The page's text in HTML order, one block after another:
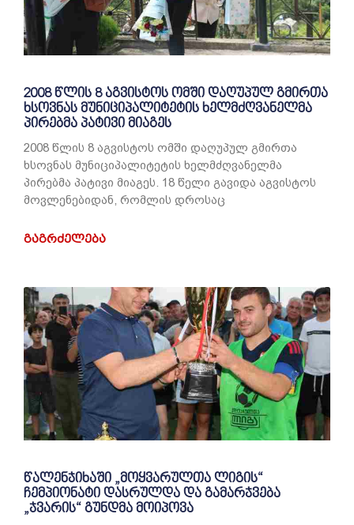
2008 წლის 8 აგვისტოს ომში დაღუპულ გმირთა
ხსოვნას მუნიციპალიტეტის ხელმძღვანელმა
პირებმა პატივი მიაგეს
2008 წლის 8 აგვისტოს ომში დაღუპულ გმირთა
ხსოვნას მუნიციპალიტეტის ხელმძღვანელმა
პირებმა პატივი მიაგეს. 18 წელი გავიდა აგვისტოს
მოვლენებიდან, რომლის დროსაც
ᲒᲐᲒᲠᲫᲔᲚᲔᲑᲐ
წალენჯიხაში „მოყვარულთა ლიგის“
ჩემპიონატი დასრულდა და გამარჯვება
„ჯვარის“ გუნდმა მოიპოვა